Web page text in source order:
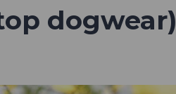
dogwear)